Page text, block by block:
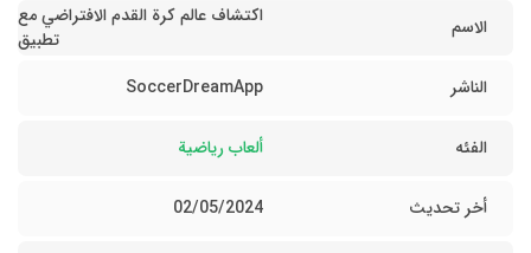
الاسم
اكتشاف عالم كرة القدم الافتراضي مع
تطبيق
الناشر
SoccerDreamApp
الفئه ألعاب رياضية
أخر تحديث 02/05/2024